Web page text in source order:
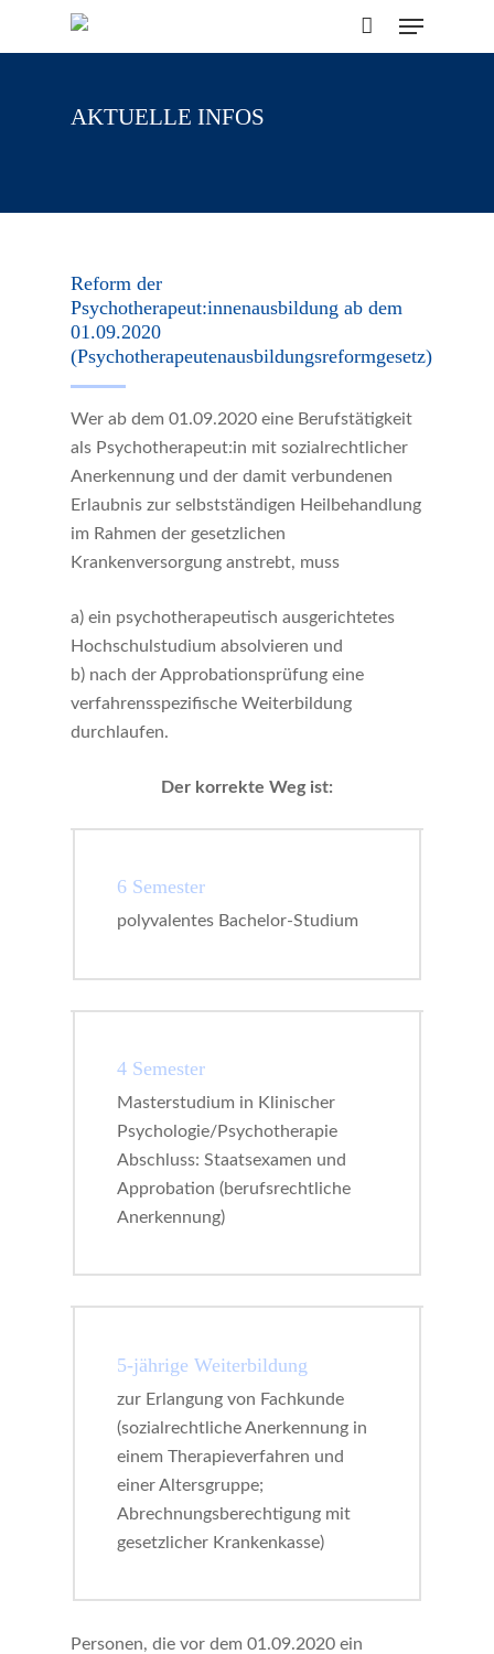
Menu
Cart
CLOSE
AKTUELLE INFOS
Reform der
Psychotherapeut:innenausbildung ab dem
01.09.2020
(Psychotherapeutenausbildungsreformgesetz)
Wer ab dem 01.09.2020 eine Berufstätigkeit
als Psychotherapeut:in mit sozialrechtlicher
Anerkennung und der damit verbundenen
Erlaubnis zur selbstständigen Heilbehandlung
im Rahmen der gesetzlichen
Krankenversorgung anstrebt, muss
a) ein psychotherapeutisch ausgerichtetes
Hochschulstudium absolvieren und
b) nach der Approbationsprüfung eine
verfahrensspezifische Weiterbildung
durchlaufen.
Der korrekte Weg ist:
6 Semester
polyvalentes Bachelor-Studium
4 Semester
Masterstudium in Klinischer
Psychologie/Psychotherapie
Abschluss: Staatsexamen und
Approbation (berufsrechtliche
Anerkennung)
5-jährige Weiterbildung
zur Erlangung von Fachkunde
(sozialrechtliche Anerkennung in
einem Therapieverfahren und
einer Altersgruppe;
Abrechnungsberechtigung mit
gesetzlicher Krankenkasse)
Personen, die vor dem 01.09.2020 ein